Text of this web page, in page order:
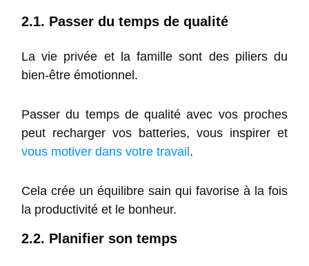
2.1. Passer du temps de qualité
La vie privée et la famille sont des piliers du
bien-être émotionnel.
Passer du temps de qualité avec vos proches
peut recharger vos batteries, vous inspirer et
vous motiver dans votre travail .
Cela crée un équilibre sain qui favorise à la fois
la productivité et le bonheur.
2.2. Planifier son temps